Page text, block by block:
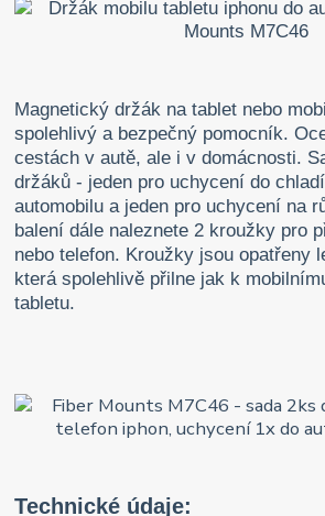
Magnetický držák na tablet nebo
spolehlivý a bezpečný pomocník.
cestách v autě, ale i v domácnosti.
držáků - jeden pro uchycení do
automobilu a jeden pro uchycení na
balení dále naleznete 2 kroužky pro
nebo telefon. Kroužky jsou opatřeny
která spolehlivě přilne jak k
tabletu.
Technické údaje: